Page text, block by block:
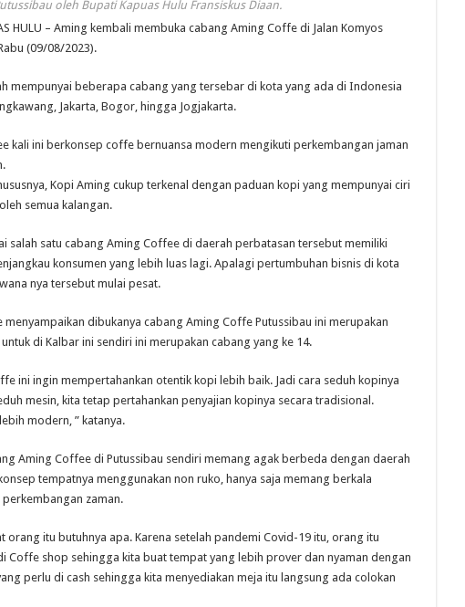
oleh Bupati Kapuas Hulu Fransiskus Diaan.
HULU – Aming kembali membuka cabang Aming Coffe di Jalan Komyos
(09/08/2023).
mempunyai beberapa cabang yang tersebar di kota yang ada di Indonesia
Jakarta, Bogor, hingga Jogjakarta.
kali ini berkonsep coffe bernuansa modern mengikuti perkembangan jaman
Kopi Aming cukup terkenal dengan paduan kopi yang mempunyai ciri
semua kalangan.
salah satu cabang Aming Coffee di daerah perbatasan tersebut memiliki
konsumen yang lebih luas lagi. Apalagi pertumbuhan bisnis di kota
nya tersebut mulai pesat.
menyampaikan dibukanya cabang Aming Coffe Putussibau ini merupakan
di Kalbar ini sendiri ini merupakan cabang yang ke 14.
ini ingin mempertahankan otentik kopi lebih baik. Jadi cara seduh kopinya
mesin, kita tetap pertahankan penyajian kopinya secara tradisional.
modern, ” katanya.
Aming Coffee di Putussibau sendiri memang agak berbeda dengan daerah
tempatnya menggunakan non ruko, hanya saja memang berkala
zaman.
orang itu butuhnya apa. Karena setelah pandemi Covid-19 itu, orang itu
Coffe shop sehingga kita buat tempat yang lebih prover dan nyaman dengan
perlu di cash sehingga kita menyediakan meja itu langsung ada colokan